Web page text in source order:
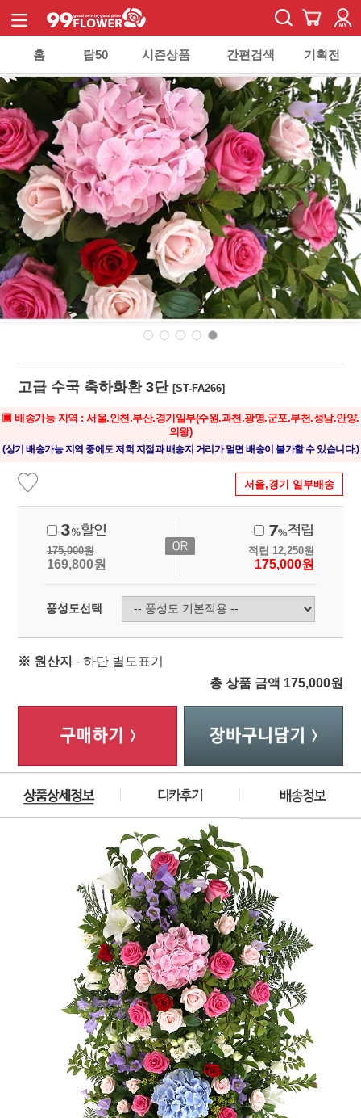
홈 탑50 시즌상품 간편검색 기획전
고급 수국 축하화환 3단[ST-FA266]
▣ 배송가능 지역 : 서울.인천.부산.경기일부(수원.과천.광명.군포.부천.성남.안양.
의왕)
(상기 배송가능 지역 중에도 저희 지점과 배송지 거리가 멀면 배송이 불가할 수 있습니다.)
서울,경기 일부배송
175,000원
169,800원
적립 12,250원
175,000원
풍성도선택
※ 원산지 - 하단 별도표기
총 상품 금액 175,000원